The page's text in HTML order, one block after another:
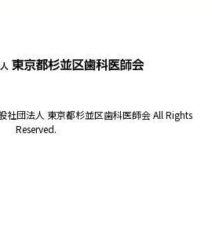
団法人 東京都杉並区歯科医師会 All Rights
Reserved.